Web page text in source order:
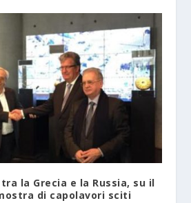
la Grecia e la Russia, su il
di capolavori sciti